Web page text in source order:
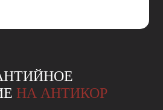
НА АНТИКОР